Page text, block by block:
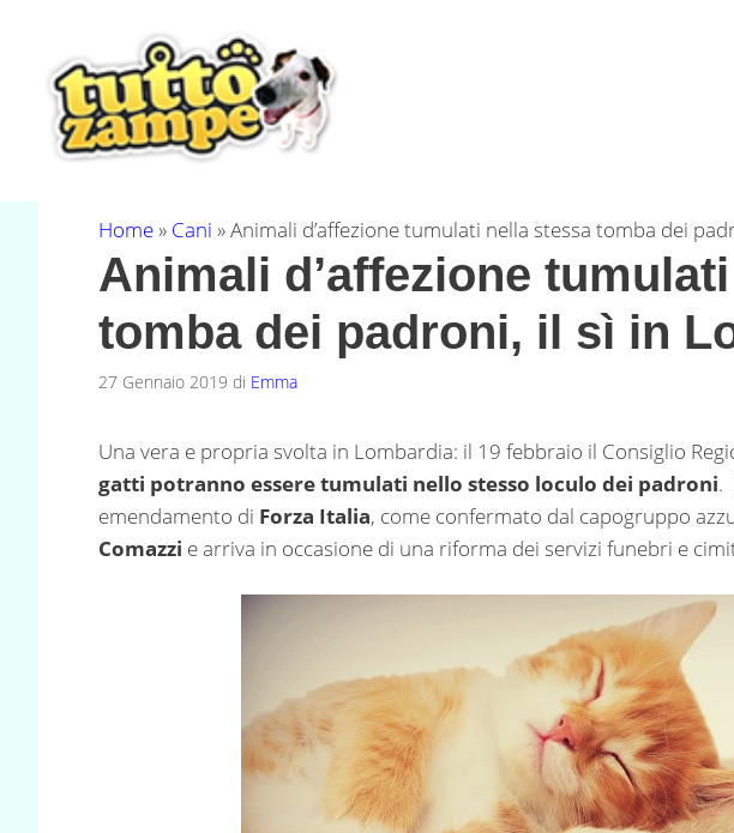
contenuto
Home» Cani »Animali d’affezione tumulati nella stessa tomba dei
Animali d’affezione
tomba dei padroni, il sì in
27 Gennaio 2019 di Emma
Una vera e propria svolta in Lombardia: il 19 febbraio il Consiglio
gatti potranno essere tumulati nello stesso loculo dei padroni.
emendamento di Forza Italia, come confermato dal capogruppo
Comazzi e arriva in occasione di una riforma dei servizi funebri e